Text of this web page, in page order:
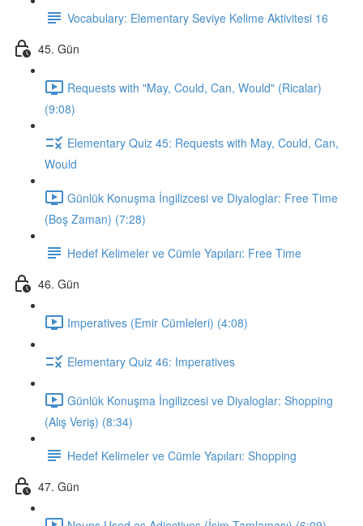
Vocabulary: Elementary Seviye Kelime Aktivitesi 16
45. Gün
Requests with "May, Could, Can, Would" (Ricalar)
(9:08)
Elementary Quiz 45: Requests with May, Could, Can,
Would
Günlük Konuşma İngilizcesi ve Diyaloglar: Free Time
(Boş Zaman) (7:28)
Hedef Kelimeler ve Cümle Yapıları: Free Time
46. Gün
Imperatives (Emir Cümleleri) (4:08)
Elementary Quiz 46: Imperatives
Günlük Konuşma İngilizcesi ve Diyaloglar: Shopping
(Alış Veriş) (8:34)
Hedef Kelimeler ve Cümle Yapıları: Shopping
47. Gün